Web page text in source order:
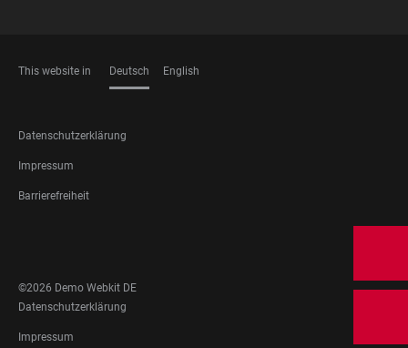
This website in Deutsch English
FOOTER
LEGAL
Datenschutzerklärung
Impressum
Barrierefreiheit
MEDIA
©2026 Demo Webkit DE
FOOTER
LEGAL
Datenschutzerklärung
Impressum